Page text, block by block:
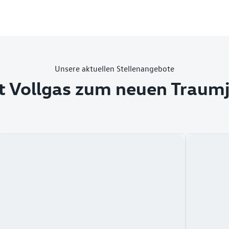
Unsere aktuellen Stellenangebote
Vollgas zum neuen